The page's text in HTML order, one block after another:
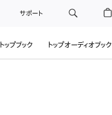
サポート
トップブック トップオーディオブック